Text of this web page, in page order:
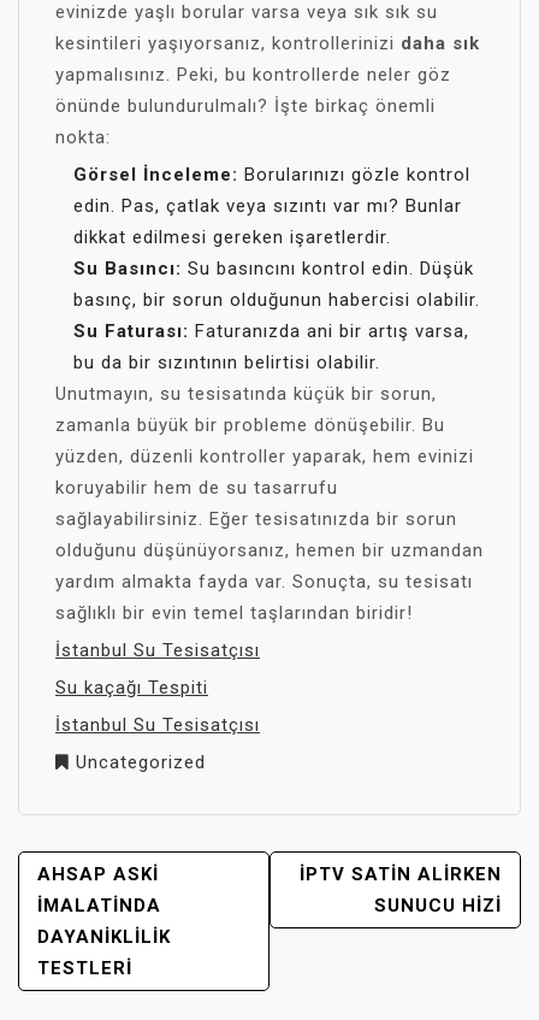
evinizde yaşlı borular varsa veya sık sık su
kesintileri yaşıyorsanız, kontrollerinizi daha sık
yapmalısınız. Peki, bu kontrollerde neler göz
önünde bulundurulmalı? İşte birkaç önemli
nokta:
Görsel İnceleme: Borularınızı gözle kontrol
edin. Pas, çatlak veya sızıntı var mı? Bunlar
dikkat edilmesi gereken işaretlerdir.
Su Basıncı: Su basıncını kontrol edin. Düşük
basınç, bir sorun olduğunun habercisi olabilir.
Su Faturası: Faturanızda ani bir artış varsa,
bu da bir sızıntının belirtisi olabilir.
Unutmayın, su tesisatında küçük bir sorun,
zamanla büyük bir probleme dönüşebilir. Bu
yüzden, düzenli kontroller yaparak, hem evinizi
koruyabilir hem de su tasarrufu
sağlayabilirsiniz. Eğer tesisatınızda bir sorun
olduğunu düşünüyorsanız, hemen bir uzmandan
yardım almakta fayda var. Sonuçta, su tesisatı
sağlıklı bir evin temel taşlarından biridir!
İstanbul Su Tesisatçısı
Su kaçağı Tespiti
İstanbul Su Tesisatçısı
Uncategorized
YAZI
GEZINMESI
AHSAP ASKI
İMALATINDA
DAYANIKLILIK
TESTLERI
İPTV SATIN ALIRKEN
SUNUCU HIZI